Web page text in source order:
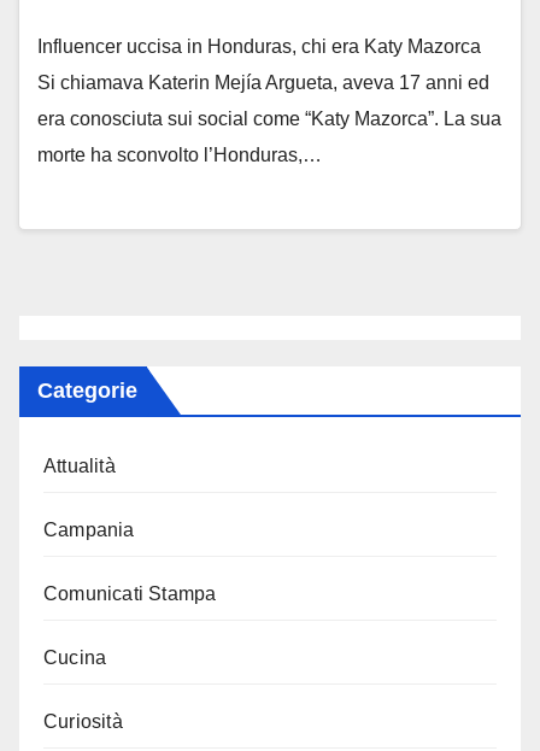
Influencer uccisa in Honduras, chi era Katy Mazorca
Si chiamava Katerin Mejía Argueta, aveva 17 anni ed
era conosciuta sui social come “Katy Mazorca”. La sua
morte ha sconvolto l’Honduras,…
Categorie
Attualità
Campania
Comunicati Stampa
Cucina
Curiosità